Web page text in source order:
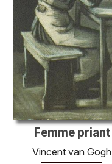
Femme priant
Vincent van Gogh